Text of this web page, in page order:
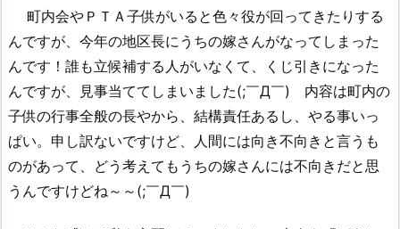
町内会やＰＴＡ子供がいると色々役が回ってきたりする
んですが、今年の地区長にうちの嫁さんがなってしまった
んです！誰も立候補する人がいなくて、くじ引きになった
んですが、見事当ててしまいました(;￣Д￣) 内容は町内の
子供の行事全般の長やから、結構責任あるし、やる事いっ
ぱい。申し訳ないですけど、人間には向き不向きと言うも
のがあって、どう考えてもうちの嫁さんには不向きだと思
うんですけどね～～(;￣Д￣)